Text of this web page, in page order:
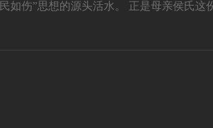
如伤”思想的源头活水。 正是母亲侯氏